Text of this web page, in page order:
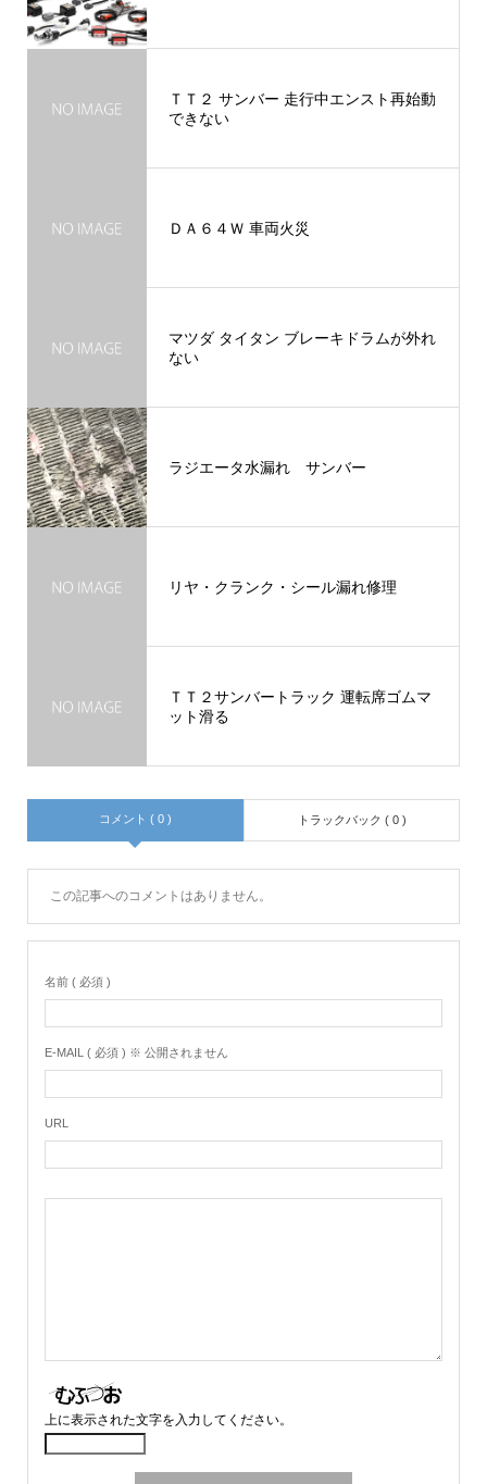
ＴＴ２ サンバー 走行中エンスト再始動
できない
ＤＡ６４Ｗ 車両火災
マツダ タイタン ブレーキドラムが外れ
ない
ラジエータ水漏れ サンバー
リヤ・クランク・シール漏れ修理
ＴＴ２サンバートラック 運転席ゴムマ
ット滑る
コメント ( 0 ) トラックバック ( 0 )
この記事へのコメントはありません。
名前 ( 必須 )
E-MAIL ( 必須 ) ※ 公開されません
URL
上に表示された文字を入力してください。